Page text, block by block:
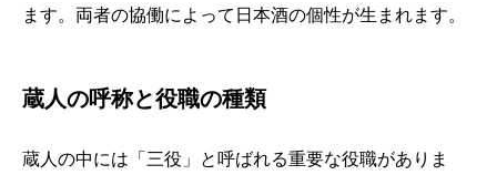
ます。両者の協働によって日本酒の個性が生まれます。
蔵人の呼称と役職の種類
蔵人の中には「三役」と呼ばれる重要な役職がありま